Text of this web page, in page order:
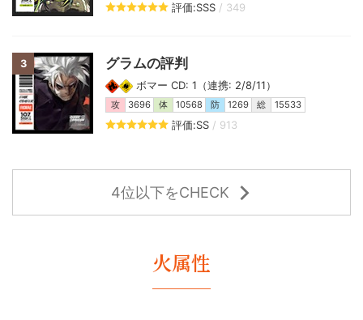
評価:SSS / 349
3 グラムの評判
ボマー CD: 1（連携: 2/8/11）
攻 3696 体 10568 防 1269 総 15533
評価:SS / 913
4位以下をCHECK
火属性